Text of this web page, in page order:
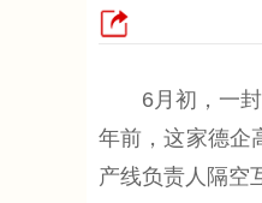
6月初，一封
年前，这家德企
产线负责人隔空